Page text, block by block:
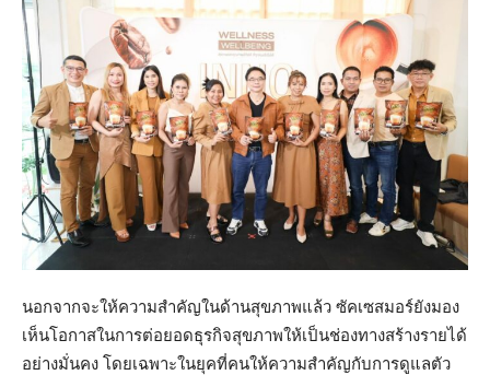
นอกจากจะให้ความสำคัญในด้านสุขภาพแล้ว ซัคเซสมอร์ยังมอง
เห็นโอกาสในการต่อยอดธุรกิจสุขภาพให้เป็นช่องทางสร้างรายได้
อย่างมั่นคง โดยเฉพาะในยุคที่คนให้ความสำคัญกับการดูแลตัว